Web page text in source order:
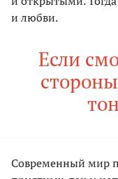
и любви.
Если
Современный мир